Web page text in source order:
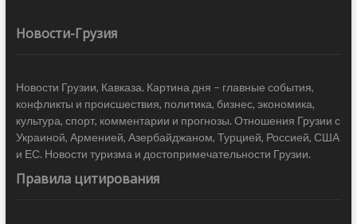
Новости-Грузия
Новости Грузии, Кавказа. Картина дня – главные события,
конфликты и происшествия, политика, бизнес, экономика,
культура, спорт, комментарии и прогнозы. Отношения Грузии с
Украиной, Арменией, Азербайджаном, Турцией, Россией, США
и ЕС. Новости туризма и достопримечательности Грузии.
Правила цитирования